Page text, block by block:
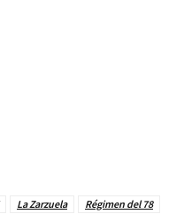
La Zarzuela
Régimen del 78